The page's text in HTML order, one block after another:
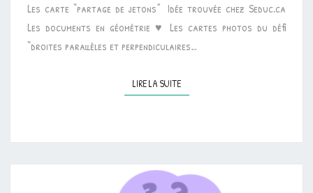
Les carte “partage de jetons” Idée trouvée chez Seduc.ca
Les documents en géométrie ♥ Les cartes photos du défi
“droites parallèles et perpendiculaires…
LIRE LA SUITELIRE LA SUITE